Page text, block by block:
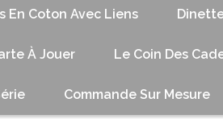
En Coton Avec Liens
À Jouer Le Coin Des
Commande Sur Mesure